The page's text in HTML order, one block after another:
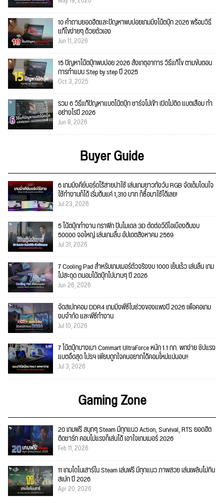
10 คำถามยอดฮิตและปัญหาพบบ่อยเกมมิ่งโน้ตบุ๊ก 2026 พร้อมวิธี
แก้ไขง่ายๆ ด้วยตัวเอง
Jun 11, 2026
15 ปัญหาโน้ตบุ๊กพบบ่อย 2026 สังเกตุอาการ วิธีแก้ไข ตามขั้นตอน
การทำแบบ Step by step ปี 2025
Oct 3, 2025
รวม 6 วิธีแก้ปัญหาแบตโน้ตบุ๊ก ชาร์จไม่เข้า เปิดไม่ติด แบตเสื่อม ทำ
อย่างไรปี 2026
Jun 8, 2026
Buyer Guide
6 เกมมิ่งคีย์บอร์ดไร้สายน่าใช้ เล่นเกมยาวทั้งวัน RGB จัดเต็มโดนใจ
ใช้ทำงานก็ได้ เริ่มต้นแค่ 1,310 บาท ก็ซื้อมาใช้ได้เลย!
Jul 23, 2026
5 โน้ตบุ๊กทำงาน กราฟิก ปั้นโมเดล 3D ตัดต่อวีดีโอเบื้องต้นงบ
50000 จอใหญ่ เล่นเกมลื่น อัปเดตสิงหาคม 2569
Jul 31, 2026
7 Cooling Pad สำหรับเกมเมอร์ตัวจริงงบ 1000 เย็นเร็ว เล่นลื่น เกม
ไม่สะดุด ถนอมโน้ตบุ๊กไปนานๆ ปี 2026
Jun 26, 2026
จัดสเปกคอม DDR4 เกมมิ่งพีซีในช่วงของแพงปี 2026 เพื่อคอเกม
งบจำกัด และพีซีทำงาน
Jul 10, 2026
7 โน้ตบุ๊กบางเบา Commart UltraForce หนัก 1.1 กก. พกง่าย ชิปแรง
แบตอึดสุด โปรฯ เพียบถูกใจคนอยากได้คอมใ่หม่แน่นอน!!
Jul 3, 2026
Gaming Zone
20 เกมฟรี สนุกๆ Steam มีทุกแนว Action, Survival, RTS ยอดฮิต
ติดชาร์ท คอมไม่แรงก็เล่นได้ เอาใจเกมเมอร์ 2026
Feb 11, 2026
11 เกมไดโนเสาร์ใน Steam เล่นฟรี มีทุกแนว ภาพสวย เล่นเพลินไม่กิน
สเปก ปี 2026
Apr 20, 2026